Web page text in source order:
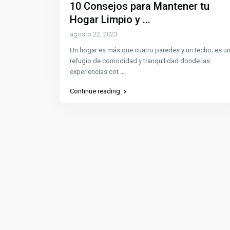
10 Consejos para Mantener tu
Hogar Limpio y ...
agosto 22, 2023
Un hogar es más que cuatro paredes y un techo; es un
refugio de comodidad y tranquilidad donde las
experiencias cot ...
Continue reading